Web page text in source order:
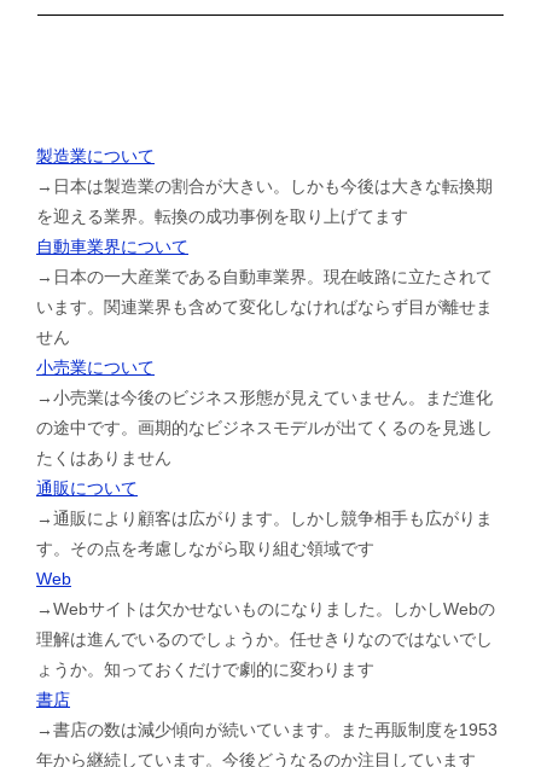
製造業について
→日本は製造業の割合が大きい。しかも今後は大きな転換期
を迎える業界。転換の成功事例を取り上げてます
自動車業界について
→日本の一大産業である自動車業界。現在岐路に立たされて
います。関連業界も含めて変化しなければならず目が離せま
せん
小売業について
→小売業は今後のビジネス形態が見えていません。まだ進化
の途中です。画期的なビジネスモデルが出てくるのを見逃し
たくはありません
通販について
→通販により顧客は広がります。しかし競争相手も広がりま
す。その点を考慮しながら取り組む領域です
Web
→Webサイトは欠かせないものになりました。しかしWebの
理解は進んでいるのでしょうか。任せきりなのではないでし
ょうか。知っておくだけで劇的に変わります
書店
→書店の数は減少傾向が続いています。また再販制度を1953
年から継続しています。今後どうなるのか注目しています